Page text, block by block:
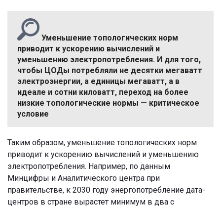
Уменьшение топологических норм
приводит к ускорению вычислений и
уменьшению электропотребления. И для того,
чтобы ЦОДы потребляли не десятки мегаватт
электроэнергии, а единицы мегаватт, а в
идеале и сотни киловатт, переход на более
низкие топологические нормы — критическое
условие
Таким образом, уменьшение топологических норм
приводит к ускорению вычислений и уменьшению
электропотребления. Например, по данным
Минцифры и Аналитического центра при
правительстве, к 2030 году энергопотребление дата-
центров в стране вырастет минимум в два с